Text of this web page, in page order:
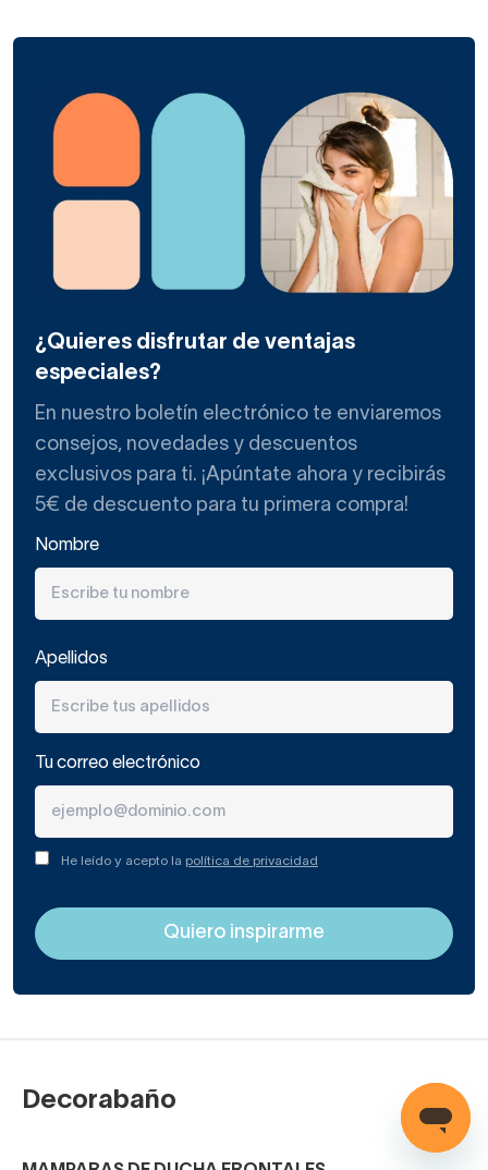
¿Quieres disfrutar de ventajas
especiales?
En nuestro boletín electrónico te enviaremos
consejos, novedades y descuentos
exclusivos para ti. ¡Apúntate ahora y recibirás
5€ de descuento para tu primera compra!
Nombre
Apellidos
Tu correo electrónico
He leído y acepto la política de privacidad
Decorabaño